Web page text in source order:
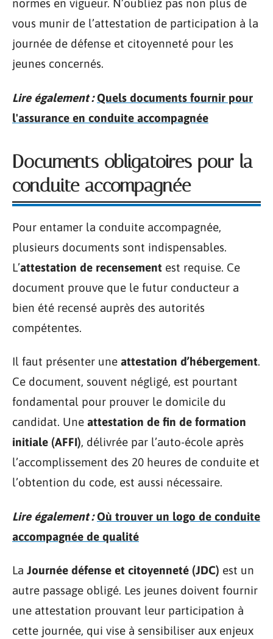
normes en vigueur. N’oubliez pas non plus de
vous munir de l’attestation de participation à la
journée de défense et citoyenneté pour les
jeunes concernés.
Lire également : Quels documents fournir pour
l'assurance en conduite accompagnée
Documents obligatoires pour la
conduite accompagnée
Pour entamer la conduite accompagnée,
plusieurs documents sont indispensables.
L’attestation de recensement est requise. Ce
document prouve que le futur conducteur a
bien été recensé auprès des autorités
compétentes.
Il faut présenter une attestation d’hébergement.
Ce document, souvent négligé, est pourtant
fondamental pour prouver le domicile du
candidat. Une attestation de fin de formation
initiale (AFFI), délivrée par l’auto-école après
l’accomplissement des 20 heures de conduite et
l’obtention du code, est aussi nécessaire.
Lire également : Où trouver un logo de conduite
accompagnée de qualité
La Journée défense et citoyenneté (JDC) est un
autre passage obligé. Les jeunes doivent fournir
une attestation prouvant leur participation à
cette journée, qui vise à sensibiliser aux enjeux